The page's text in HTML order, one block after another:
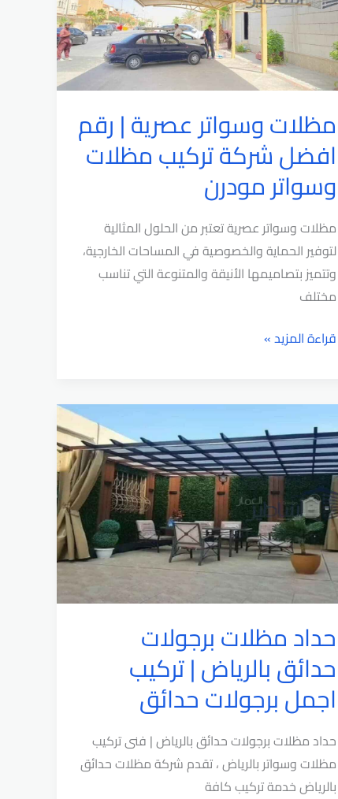
مظلات
للمداخل
مظلات وسواتر عصرية | رقم
افضل شركة تركيب مظلات
وسواتر مودرن
مظلات وسواتر عصرية تعتبر من الحلول المثالية
لتوفير الحماية والخصوصية في المساحات الخارجية،
وتتميز بتصاميمها الأنيقة والمتنوعة التي تناسب
مختلف
مظلات
|
رقم
افضل
شركة
تركيب
مظلات
وسواتر
مودرن
قراءة المزيد »
حداد مظلات برجولات
حدائق بالرياض | تركيب
اجمل برجولات حدائق
حداد مظلات برجولات حدائق بالرياض | فنى تركيب
مظلات وسواتر بالرياض ، تقدم شركة مظلات حدائق
بالرياض خدمة تركيب كافة